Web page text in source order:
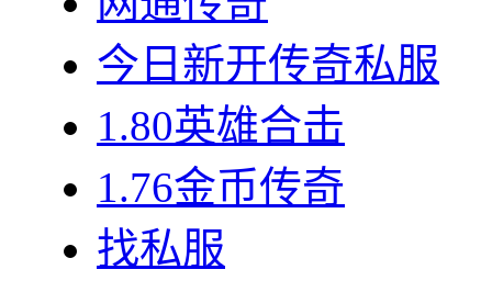
今日新开传奇私服
1.80英雄合击
1.76金币传奇
找私服